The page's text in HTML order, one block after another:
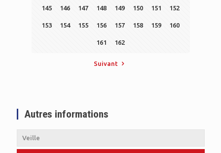
145 146 147 148 149 150 151 152
153 154 155 156 157 158 159 160
161 162
Suivant
Autres informations
Veille